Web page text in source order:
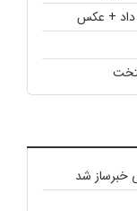
داد + عکس
خبرساز شد